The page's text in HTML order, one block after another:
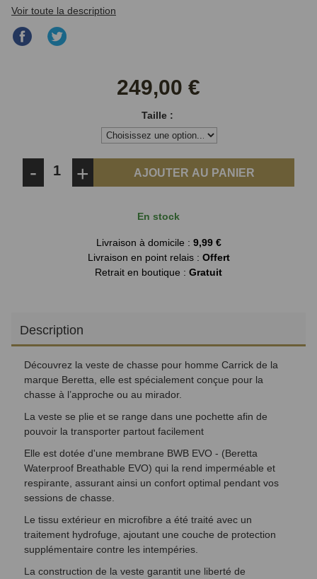
Voir toute la description
Partager
249,00 €
Taille :
- + AJOUTER AU PANIER
En stock
Livraison à domicile : 9,99 €
Livraison en point relais : Offert
Retrait en boutique : Gratuit
Description
Découvrez la veste de chasse pour homme Carrick de la
marque Beretta, elle est spécialement conçue pour la
chasse à l’approche ou au mirador.
La veste se plie et se range dans une pochette afin de
pouvoir la transporter partout facilement
Elle est dotée d'une membrane BWB EVO - (Beretta
Waterproof Breathable EVO) qui la rend imperméable et
respirante, assurant ainsi un confort optimal pendant vos
sessions de chasse.
Le tissu extérieur en microfibre a été traité avec un
traitement hydrofuge, ajoutant une couche de protection
supplémentaire contre les intempéries.
La construction de la veste garantit une liberté de